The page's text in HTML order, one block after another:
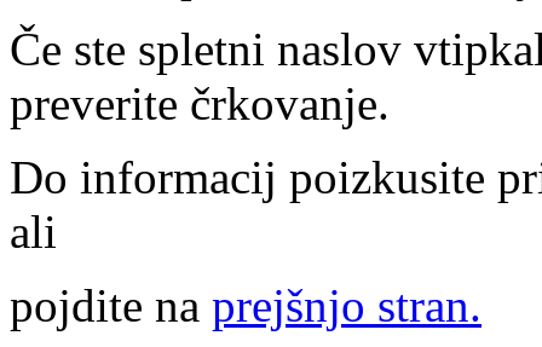
Če ste spletni naslov
preverite črkovanje.
Do informacij poizkusite
ali
pojdite na prejšnjo stran.